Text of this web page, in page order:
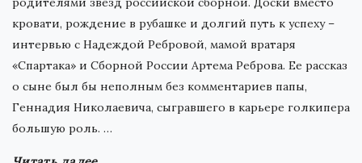
кровати, рождение в рубашке и долгий путь к успеху –
интервью с Надеждой Ребровой, мамой вратаря
«Спартака» и Сборной России Артема Реброва. Ее рассказ
о сыне был бы неполным без комментариев папы,
Геннадия Николаевича, сыгравшего в карьере голкипера
большую роль. …